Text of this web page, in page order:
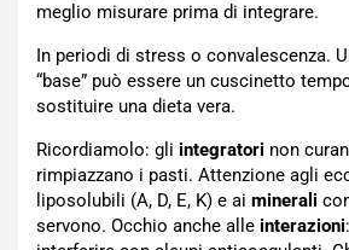
meglio misurare prima di integrare.
In periodi di stress o convalescenza.
“base” può essere un cuscinetto
sostituire una dieta vera.
Ricordiamolo: gli integratori non
rimpiazzano i pasti. Attenzione agli
liposolubili (A, D, E, K) e ai minerali
servono. Occhio anche alle interazioni